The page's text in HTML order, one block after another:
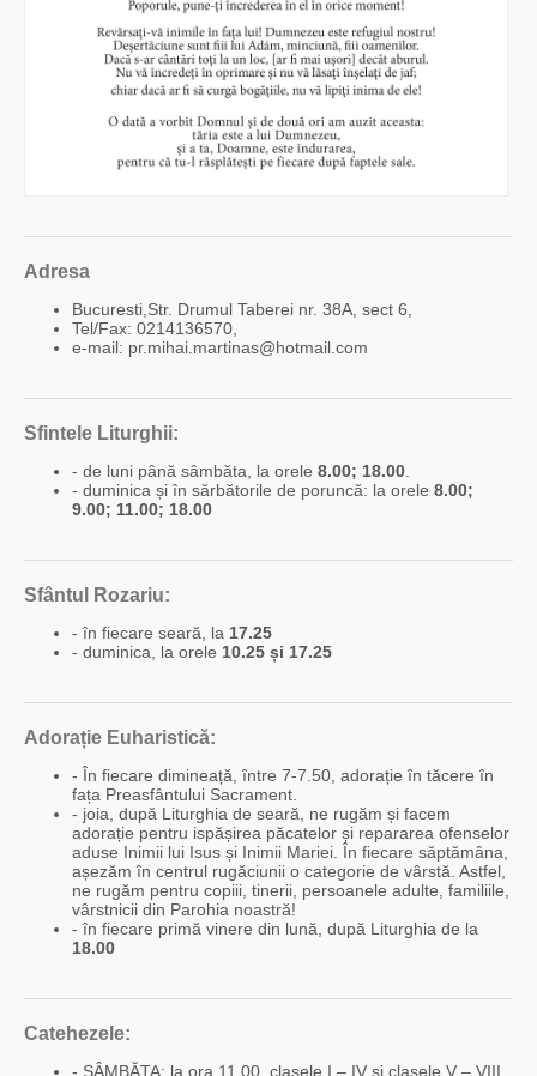
Adresa
Bucuresti,Str. Drumul Taberei nr. 38A, sect 6,
Tel/Fax: 0214136570,
e-mail: pr.mihai.martinas@hotmail.com
Sfintele Liturghii:
- de luni până sâmbăta, la orele 8.00; 18.00.
- duminica și în sărbătorile de poruncă: la orele 8.00;
9.00; 11.00; 18.00
Sfântul Rozariu:
- în fiecare seară, la 17.25
- duminica, la orele 10.25 și 17.25
Adorație Euharistică:
- În fiecare dimineață, între 7-7.50, adorație în tăcere în
fața Preasfântului Sacrament.
- joia, după Liturghia de seară, ne rugăm și facem
adorație pentru ispășirea păcatelor și repararea ofenselor
aduse Inimii lui Isus și Inimii Mariei. În fiecare săptămâna,
așezăm în centrul rugăciunii o categorie de vârstă. Astfel,
ne rugăm pentru copiii, tinerii, persoanele adulte, familiile,
vârstnicii din Parohia noastră!
- în fiecare primă vinere din lună, după Liturghia de la
18.00
Catehezele:
- SÂMBĂTA: la ora 11.00, clasele I – IV și clasele V – VIII.